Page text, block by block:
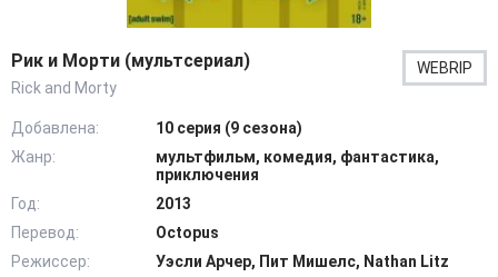
Рик и Морти (мультсериал)
Rick and Morty
WEBRIP
Добавлена:
10 серия (9 сезона)
Жанр:
мультфильм, комедия, фантастика,
приключения
Год:
2013
Перевод:
Octopus
Режиссер:
Уэсли Арчер, Пит Мишелс, Nathan Litz